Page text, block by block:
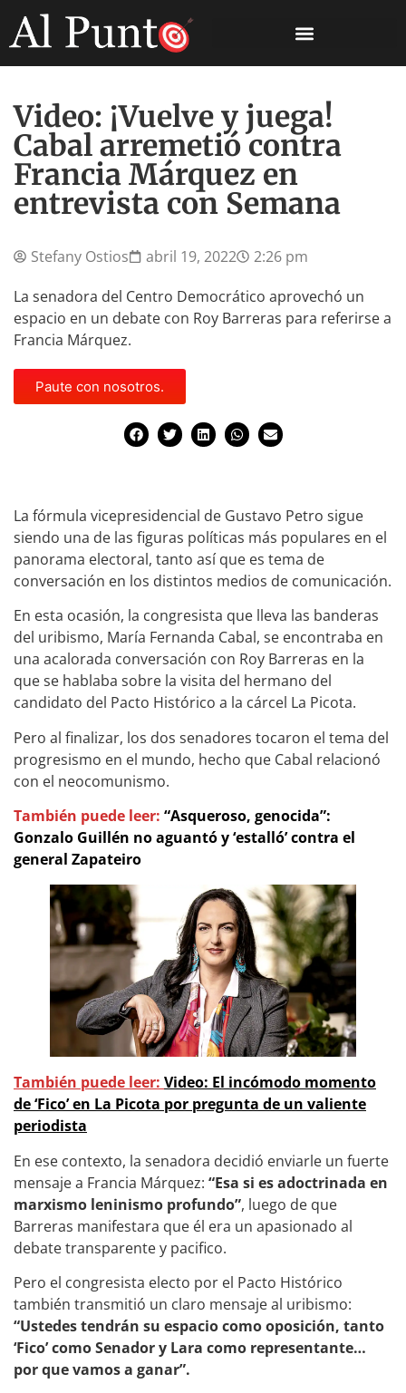
Video: ¡Vuelve y juega!
Cabal arremetió contra
Francia Márquez en
entrevista con Semana
Stefany Ostios abril 19, 2022
2:26 pm
La senadora del Centro Democrático aprovechó un
espacio en un debate con Roy Barreras para referirse a
Francia Márquez.
Paute con nosotros.
La fórmula vicepresidencial de Gustavo Petro sigue
siendo una de las figuras políticas más populares en el
panorama electoral, tanto así que es tema de
conversación en los distintos medios de comunicación.
En esta ocasión, la congresista que lleva las banderas
del uribismo, María Fernanda Cabal, se encontraba en
una acalorada conversación con Roy Barreras en la
que se hablaba sobre la visita del hermano del
candidato del Pacto Histórico a la cárcel La Picota.
Pero al finalizar, los dos senadores tocaron el tema del
progresismo en el mundo, hecho que Cabal relacionó
con el neocomunismo.
También puede leer: “Asqueroso, genocida”:
Gonzalo Guillén no aguantó y ‘estalló’ contra el
general Zapateiro
También puede leer: Video: El incómodo momento
de ‘Fico’ en La Picota por pregunta de un valiente
periodista
En ese contexto, la senadora decidió enviarle un fuerte
mensaje a Francia Márquez: “Esa si es adoctrinada en
marxismo leninismo profundo”, luego de que
Barreras manifestara que él era un apasionado al
debate transparente y pacifico.
Pero el congresista electo por el Pacto Histórico
también transmitió un claro mensaje al uribismo:
“Ustedes tendrán su espacio como oposición, tanto
‘Fico’ como Senador y Lara como representante…
por que vamos a ganar”.